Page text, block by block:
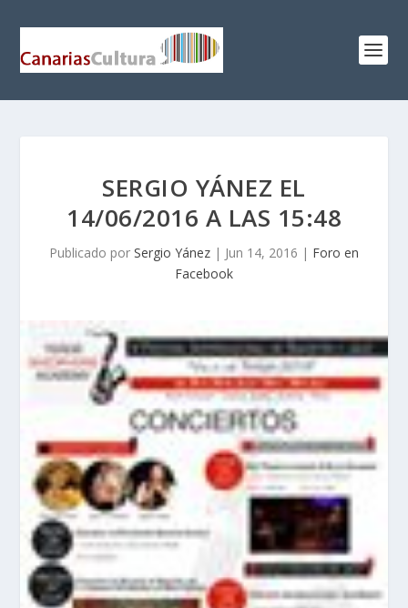
SERGIO YÁNEZ EL
14/06/2016 A LAS 15:48
Publicado por Sergio Yánez | Jun 14, 2016 | Foro en
Facebook